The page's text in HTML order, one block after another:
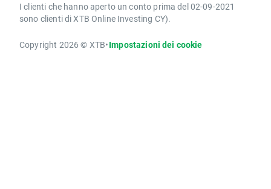
I clienti che hanno aperto un conto prima del 02-09-2021
sono clienti di XTB Online Investing CY).
Copyright 2026 © XTB•Impostazioni dei cookie